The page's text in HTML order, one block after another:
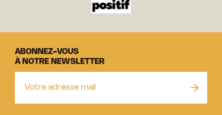
ABONNEZ-VOUS
À NOTRE NEWSLETTER